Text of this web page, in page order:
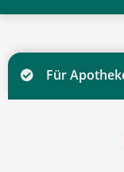
Für